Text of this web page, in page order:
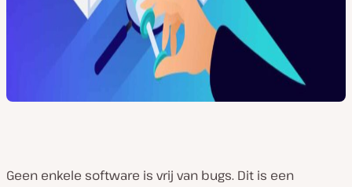
Geen enkele software is vrij van bugs. Dit is een